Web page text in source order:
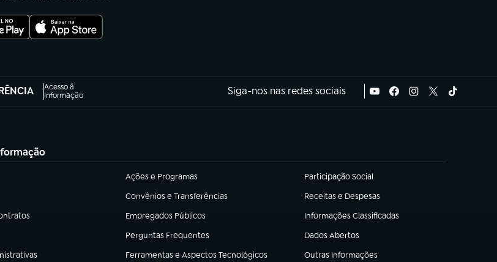
Acesso à
Informação
aba) Siga-nos nas redes sociais
Ações e Programas
(abre em nova aba) Participação Social
(abre em nova aba)
Convênios e Transferências
(abre em nova aba) Receitas e Despesas
(abre em nova aba)
Empregados Públicos
(abre em nova aba) Informações Classificadas
(abre em nova aba)
Perguntas Frequentes
(abre em nova aba) Dados Abertos
(abre em nova aba)
Ferramentas e Aspectos Tecnológicos
(abre em nova aba) Outras Informações
(abre em nova aba)